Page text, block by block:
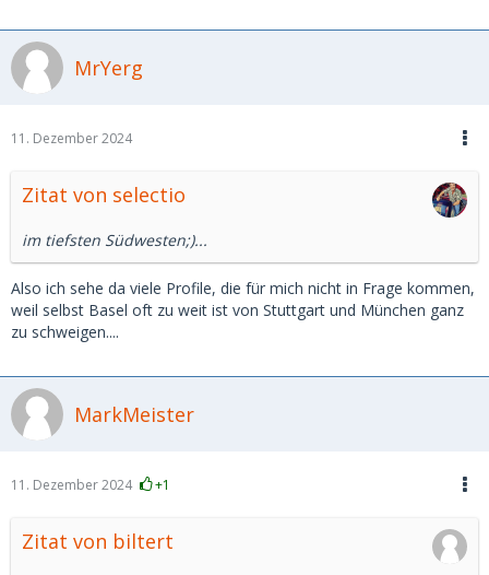
MrYerg
11. Dezember 2024
Zitat von selectio
im tiefsten Südwesten;)...
Also ich sehe da viele Profile, die für mich nicht in Frage kommen,
weil selbst Basel oft zu weit ist von Stuttgart und München ganz
zu schweigen....
MarkMeister
11. Dezember 2024 +1
Zitat von biltert